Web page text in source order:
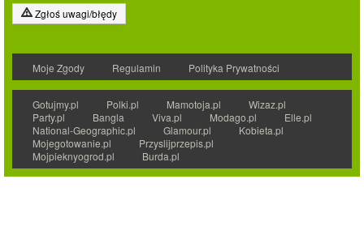
Zgłoś uwagi/błędy
Moje Zgody Regulamin Polityka Prywatności
Gotujmy.pl Polki.pl Mamotoja.pl
Wizaz.pl
Party.pl
Bangla Viva.pl Modago.pl
Elle.pl
National-Geographic.pl
Glamour.pl
Kobieta.pl
Mojegotowanie.pl
Przyslijprzepis.pl
Mojpieknyogrod.pl
Burda.pl